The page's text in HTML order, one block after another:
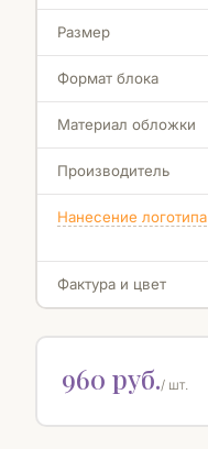
Размер
Формат блока
Материал обложки
Производитель
Нанесение логотипа
Фактура и цвет
960 руб./ шт.